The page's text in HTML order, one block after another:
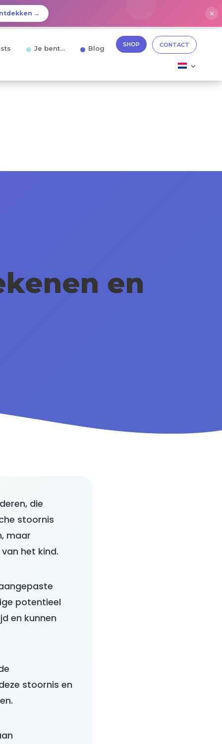
→ ✕
Je bent… Blog SHOP CONTACT
en
die
stoornis
maar
het kind.
potentieel
en kunnen
stoornis en